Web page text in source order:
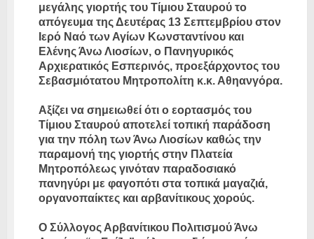
μεγάλης γιορτής του Τίμιου Σταυρού το
απόγευμα της Δευτέρας 13 Σεπτεμβρίου στον
Ιερό Ναό των Αγίων Κωνσταντίνου και
Ελένης Άνω Λιοσίων, ο Πανηγυρικός
Αρχιερατικός Εσπερινός, προεξάρχοντος του
Σεβασμιότατου Μητροπολίτη κ.κ. Αθηανγόρα.
Αξίζει να σημειωθεί ότι ο εορτασμός του
Τίμιου Σταυρού αποτελεί τοπική παράδοση
για την πόλη των Άνω Λιοσίων καθώς την
παραμονή της γιορτής στην Πλατεία
Μητροπόλεως γινόταν παραδοσιακό
πανηγύρι με φαγοπότι στα τοπικά μαγαζιά,
οργανοπαίκτες και αρβανίτικους χορούς.
Ο Σύλλογος Αρβανίτικου Πολιτισμού Άνω